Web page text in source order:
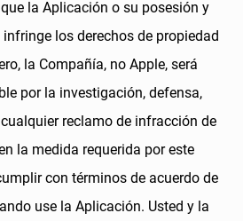
la Aplicación o su posesión y
los derechos de propiedad
la Compañía, no Apple, será
por la investigación, defensa,
reclamo de infracción de
la medida requerida por este
con términos de acuerdo de
use la Aplicación. Usted y la